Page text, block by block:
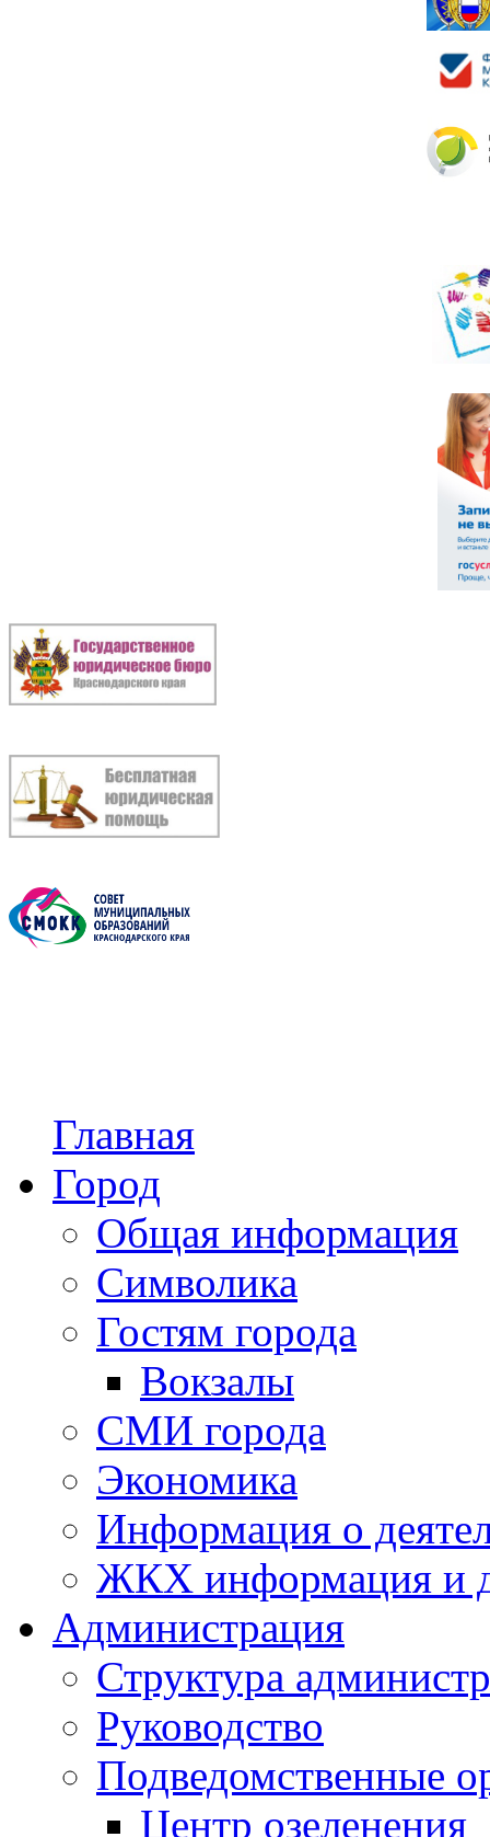
Главная
Город
Общая информация
Символика
Гостям города
Вокзалы
СМИ города
Экономика
Информация о
ЖКХ информация и
Администрация
Структура
Руководство
Подведомственные
Центр озеленения